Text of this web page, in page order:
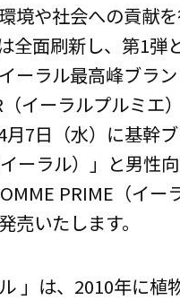
境や社会への貢献
全面刷新し、第1弾
イーラル最高峰ブラ
（イーラルプルミエ
月7日（水）に基幹
イーラル）」と男性
PRIME（イー
売いたします。
ル 」は、2010年に植